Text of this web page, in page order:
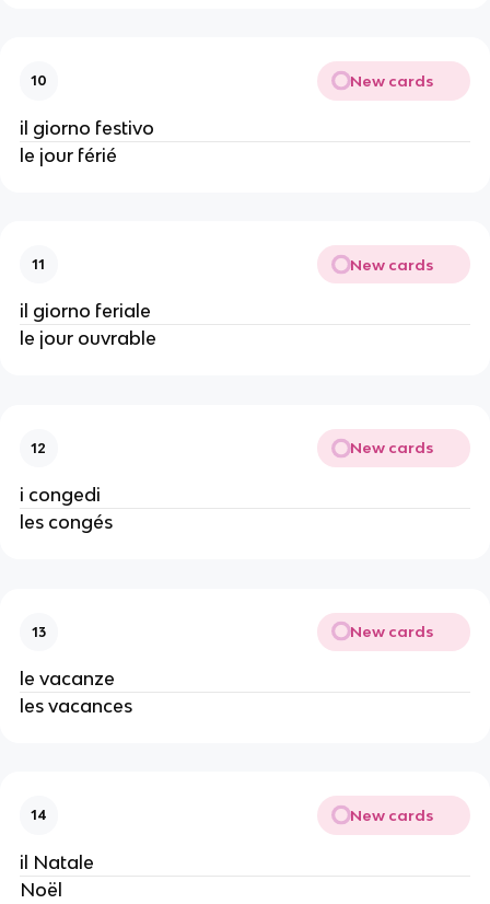
10 New cards
il giorno festivo
le jour férié
11 New cards
il giorno feriale
le jour ouvrable
12 New cards
i congedi
les congés
13 New cards
le vacanze
les vacances
14 New cards
il Natale
Noël